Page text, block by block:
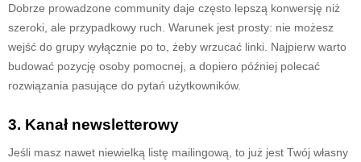
Dobrze prowadzone community daje często lepszą konwersję niż
szeroki, ale przypadkowy ruch. Warunek jest prosty: nie możesz
wejść do grupy wyłącznie po to, żeby wrzucać linki. Najpierw warto
budować pozycję osoby pomocnej, a dopiero później polecać
rozwiązania pasujące do pytań użytkowników.
3. Kanał newsletterowy
Jeśli masz nawet niewielką listę mailingową, to już jest Twój własny